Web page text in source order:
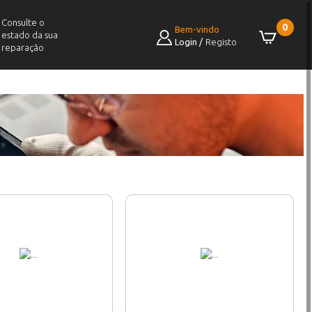
Consulte o
estado da sua
reparação
0
Bem-vindo
Login / Registo